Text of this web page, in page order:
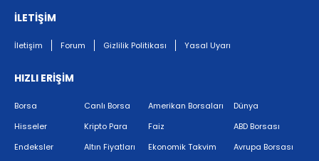
İLETİŞİM
İletişim Forum Gizlilik Politikası Yasal Uyarı
HIZLI ERİŞİM
Borsa
Hisseler
Endeksler
Canlı Borsa
Kripto Para
Altın Fiyatları
Amerikan Borsaları
Faiz
Ekonomik Takvim
Dünya
ABD Borsası
Avrupa Borsası